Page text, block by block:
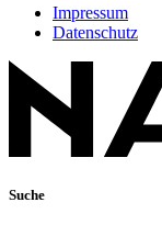
Impressum
Datenschutz
Suche